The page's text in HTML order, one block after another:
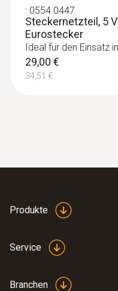
mit Klemmbügel
73,78 €
: 0554 0447
Steckernetzteil, 5
Eurostecker
Ideal für den Einsatz
29,00 €
34,51 €
Produkte
Service
Branchen